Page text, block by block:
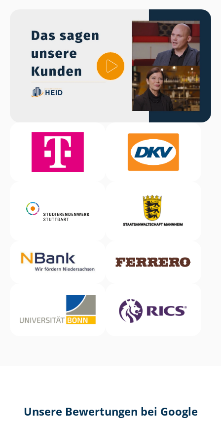
Unsere Bewertungen bei Google